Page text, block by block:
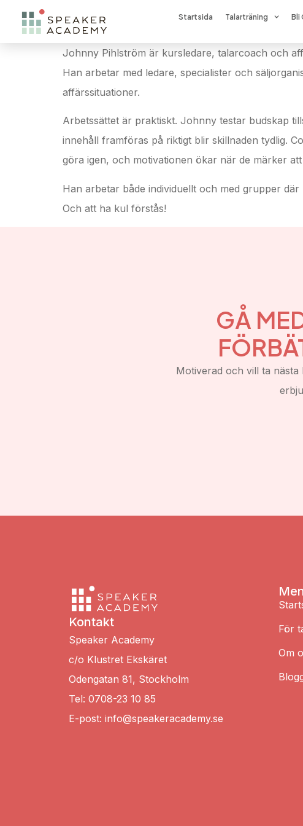
Startsida Talarträning Bli
Johnny Pihlström är kursledare, talarcoach och
Han arbetar med ledare, specialister och
affärssituationer.
Arbetssättet är praktiskt. Johnny testar budskap
innehåll framföras på riktigt blir skillnaden tydlig.
göra igen, och motivationen ökar när de märker
Han arbetar både individuellt och med grupper
Och att ha kul förstås!
GÅ
Motiverad och vill ta nästa
Kontakt
Speaker Academy
c/o Klustret Ekskäret
Odengatan 81, Stockholm
Tel: 0708-23 10 85
E-post: info@speakeracademy.se
För
Om